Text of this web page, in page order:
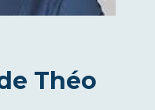
Théo